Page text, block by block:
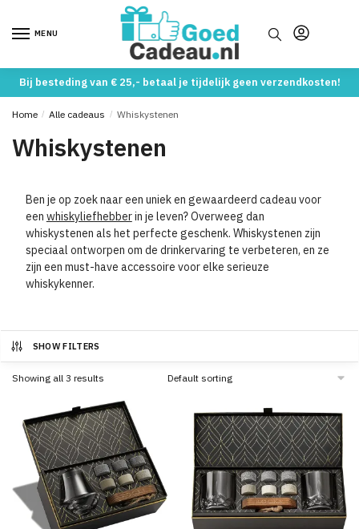
MENU
Bij besteding van € 25,- betaal je tijdelijk geen verzendkosten!
Home / Alle cadeaus / Whiskystenen
Whiskystenen
Ben je op zoek naar een uniek en gewaardeerd cadeau voor
een whiskyliefhebberin je leven? Overweeg dan
whiskystenen als het perfecte geschenk. Whiskystenen zijn
speciaal ontworpen om de drinkervaring te verbeteren, en ze
zijn een must-have accessoire voor elke serieuze
whiskykenner.
SHOW FILTERS
Showing all 3 results